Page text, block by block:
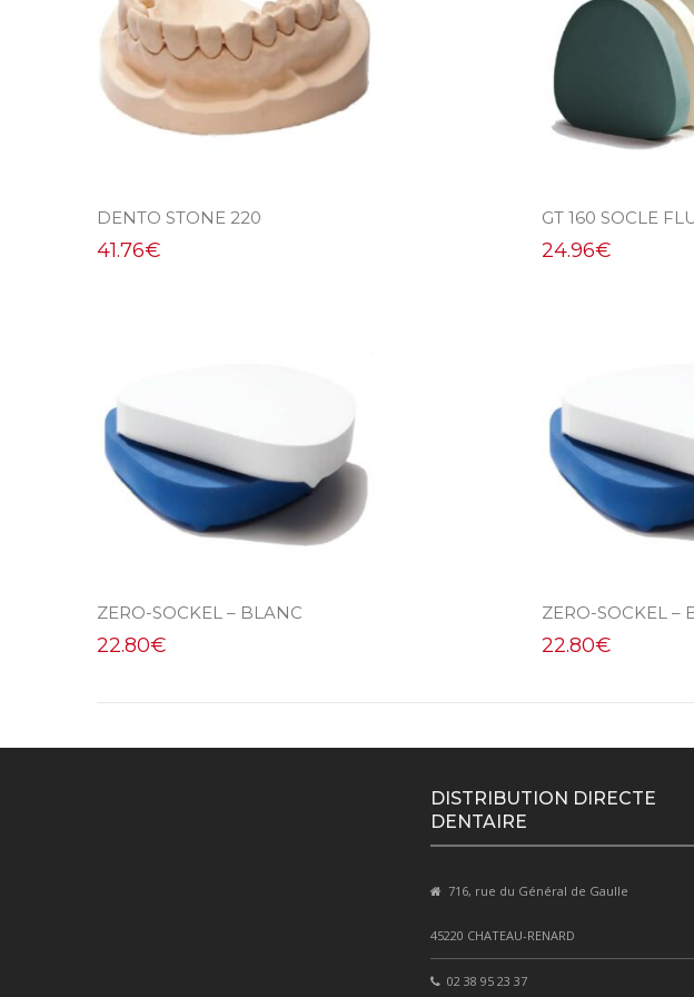
DENTO STONE 220
41.76€
GT 160 SOCLE
24.96€
ZERO-SOCKEL – BLANC
22.80€
ZERO-SOCKEL –
22.80€
DISTRIBUTION DIRECTE
DENTAIRE
716, rue du Général de Gaulle
45220 CHATEAU-RENARD
02 38 95 23 37